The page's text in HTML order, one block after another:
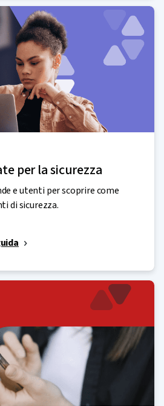
per la sicurezza
e utenti per scoprire come
di sicurezza.